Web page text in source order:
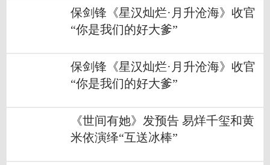
保剑锋《星汉灿烂·月升沧海》收官
“你是我们的好大爹”
保剑锋《星汉灿烂·月升沧海》收官
“你是我们的好大爹”
《世间有她》发预告 易烊千玺和黄
米依演绎“互送冰棒”